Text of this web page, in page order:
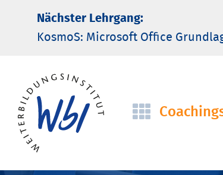
Nächster Lehrgang:
KosmoS: Microsoft Office
Navigation